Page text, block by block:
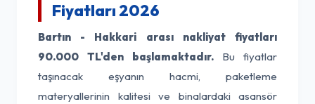
Fiyatları 2026
Bartın - Hakkari arası nakliyat fiyatları
90.000 TL'den başlamaktadır. Bu fiyatlar
taşınacak eşyanın hacmi, paketleme
materyallerinin kalitesi ve binalardaki asansör